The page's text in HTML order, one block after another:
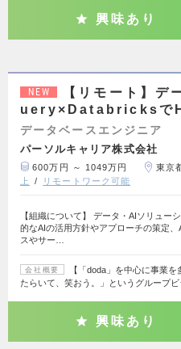
興味あり
NEW
【リモート】
uery×Databricksで
データベースエンジニア
パーソルキャリア株式会社
600万円 ～ 1049万円 東京
上
リモートワーク可能
【組織について】 データ・AIソリュー
的なAIの活用方針やアプローチの策定
スやサー…
会社概要
【「doda」を中心に事業
たらいて、笑おう。」というグループ
興味あり